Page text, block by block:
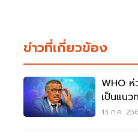
ข่าวที่เกี่ยวข้อง
WHO
เป็นแน
13 ก.ค.